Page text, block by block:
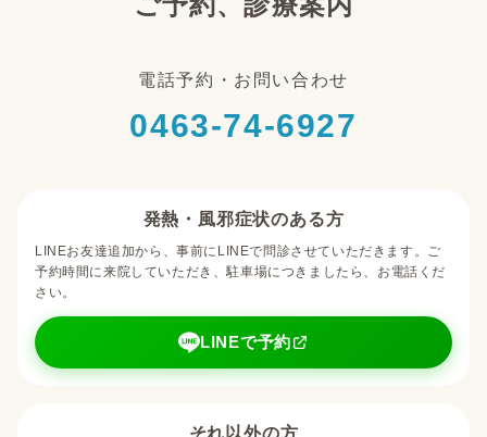
電話予約・お問い合わせ
0463-74-6927
発熱・風邪症状のある方
LINEお友達追加から、事前にLINEで問診させていただきます。ご
予約時間に来院していただき、駐車場につきましたら、お電話くだ
さい。
LINEで予約
それ以外の方